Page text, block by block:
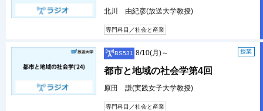
北川 由紀彦(放送大学教授)
専門科目／社会と産業
BS531 授業
8/10(月)～
都市と地域の社会学第4回
原田 謙(実践女子大学教授)
専門科目／社会と産業